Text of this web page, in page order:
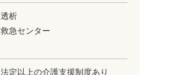
透析
救急センター
法定以上の介護支援制度あり